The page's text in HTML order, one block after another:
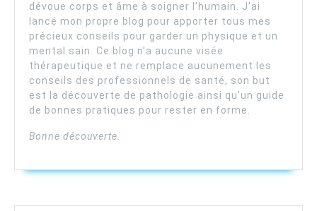
dévoue corps et âme à soigner l’humain. J’ai
lancé mon propre blog pour apporter tous mes
précieux conseils pour garder un physique et un
mental sain. Ce blog n’a aucune visée
thérapeutique et ne remplace aucunement les
conseils des professionnels de santé, son but
est la découverte de pathologie ainsi qu’un guide
de bonnes pratiques pour rester en forme.
Bonne découverte.